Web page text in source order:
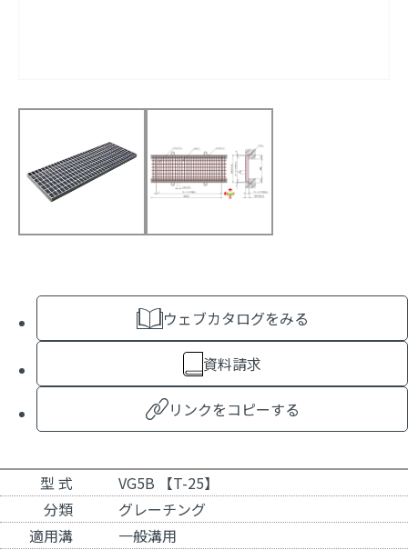
ウェブカタログをみる
資料請求
リンクをコピーする
型 式
VG5B 【T-25】
分類
グレーチング
適用溝
一般溝用